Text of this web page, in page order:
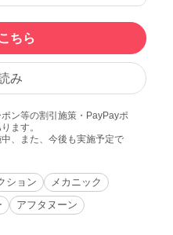
ちら
み
ン等の割引施策・PayPayポ
ます。
、また、今後も実施予定で
ション
メカニック
アフタヌーン